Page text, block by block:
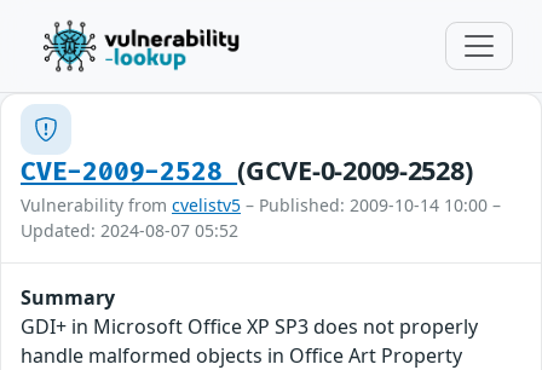
CVE-2009-2528(GCVE-0-2009-2528)
Vulnerability from cvelistv5 – Published: 2009-10-14 10:00 –
Updated: 2024-08-07 05:52
Summary
GDI+ in Microsoft Office XP SP3 does not properly
handle malformed objects in Office Art Property